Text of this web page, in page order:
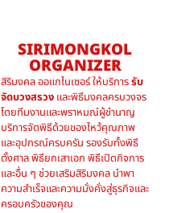
SIRIMONGKOL
ORGANIZER
สิริมงคล ออแกไนเซอร์ ให้บริการรับ
จัดบวงสรวง และพิธีมงคลครบวงจร
โดยทีมงานและพราหมณ์ผู้ชำนาญ
บริการจัดพิธีด้วยของไหว้คุณภาพ
และอุปกรณ์ครบครัน รองรับทั้งพิธี
ตั้งศาล พิธียกเสาเอก พิธีเปิดกิจการ
และอื่น ๆ ช่วยเสริมสิริมงคล นำพา
ความสำเร็จและความมั่งคั่งสู่ธุรกิจและ
ครอบครัวของคุณ